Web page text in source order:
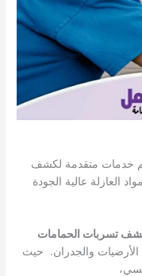
خدمات متقدمة لكشف
العازلة عالية الجودة
تسربات الحمامات
والجدران. حيث